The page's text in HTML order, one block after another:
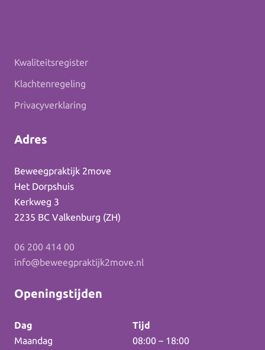
Kwaliteitsregister
Klachtenregeling
Privacyverklaring
Adres
Beweegpraktijk 2move
Het Dorpshuis
Kerkweg 3
2235 BC Valkenburg (ZH)
06 200 414 00
info@beweegpraktijk2move.nl
Openingstijden
Dag
Tijd
Maandag
08:00 – 18:00